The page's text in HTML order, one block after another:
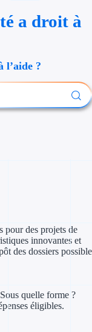
Étapes de vie
Cession
Entreprise
Aides
Réduction des
Investir dans
a droit à
l’aide ?
pour des projets de
innovantes et
des dossiers possible
quelle forme ?
éligibles.